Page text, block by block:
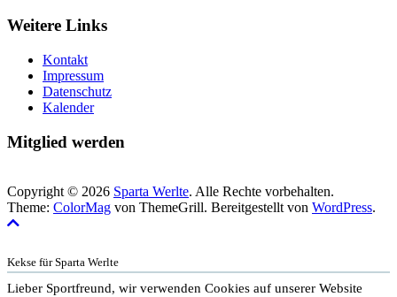
Weitere Links
Kontakt
Impressum
Datenschutz
Kalender
Mitglied werden
Copyright © 2026 Sparta Werlte. Alle Rechte vorbehalten.
Theme: ColorMag von ThemeGrill. Bereitgestellt von WordPress.
Kekse für Sparta Werlte
Lieber Sportfreund, wir verwenden Cookies auf unserer Website